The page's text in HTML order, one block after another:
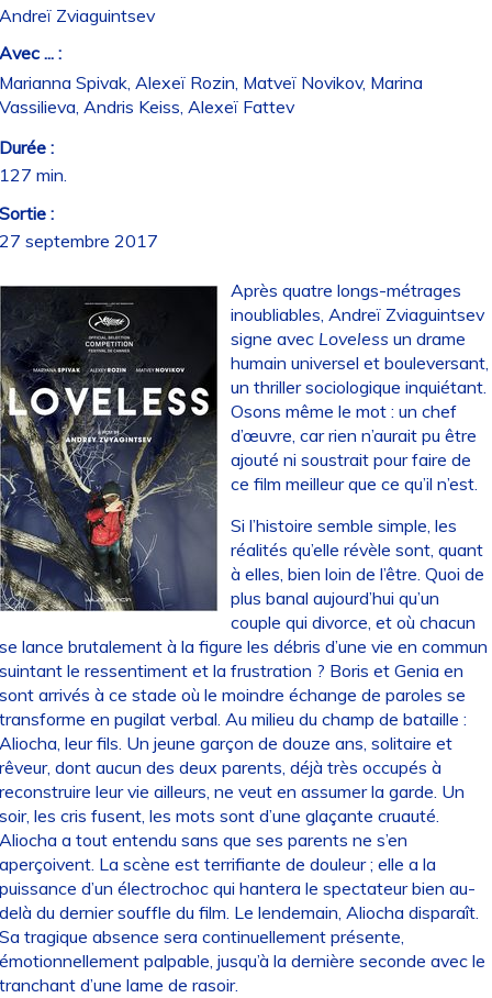
Zviaguintsev
... :
Spivak, Alexeï Rozin, Matveï Novikov, Marina
Andris Keiss, Alexeï Fattev
:
min.
:
septembre 2017
Après quatre longs-métrages
inoubliables, Andreï Zviaguintsev
signe avec Loveless un drame
humain universel et bouleversant,
un thriller sociologique inquiétant.
Osons même le mot : un chef
d’œuvre, car rien n’aurait pu être
ajouté ni soustrait pour faire de
ce film meilleur que ce qu’il n’est.
Si l’histoire semble simple, les
réalités qu’elle révèle sont, quant
à elles, bien loin de l’être. Quoi de
plus banal aujourd’hui qu’un
couple qui divorce, et où chacun
lance brutalement à la figure les débris d’une vie en commun
le ressentiment et la frustration ? Boris et Genia en
arrivés à ce stade où le moindre échange de paroles se
en pugilat verbal. Au milieu du champ de bataille :
leur fils. Un jeune garçon de douze ans, solitaire et
dont aucun des deux parents, déjà très occupés à
leur vie ailleurs, ne veut en assumer la garde. Un
les cris fusent, les mots sont d’une glaçante cruauté.
a tout entendu sans que ses parents ne s’en
La scène est terrifiante de douleur ; elle a la
d’un électrochoc qui hantera le spectateur bien au-
du dernier souffle du film. Le lendemain, Aliocha disparaît.
tragique absence sera continuellement présente,
palpable, jusqu’à la dernière seconde avec le
d’une lame de rasoir.